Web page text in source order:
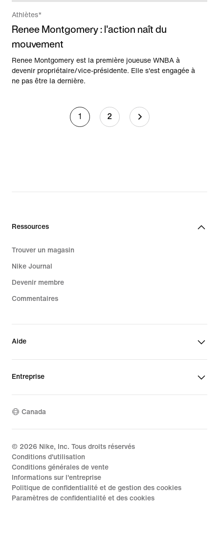
Athlètes*
Renee Montgomery : l'action naît du
mouvement
Renee Montgomery est la première joueuse WNBA à
devenir propriétaire/vice-présidente. Elle s'est engagée à
ne pas être la dernière.
1 2
Ressources
Trouver un magasin
Nike Journal
Devenir membre
Commentaires
Aide
Entreprise
Canada
© 2026 Nike, Inc. Tous droits réservés
Conditions d'utilisation
Conditions générales de vente
Informations sur l'entreprise
Politique de confidentialité et de gestion des cookies
Paramètres de confidentialité et des cookies